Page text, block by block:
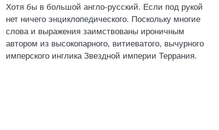
Хотя бы в большой англо-русский. Если под рукой
нет ничего энциклопедического. Поскольку многие
слова и выражения заимствованы ироничным
автором из высокопарного, витиеватого, вычурного
имперского инглика Звездной империи Террания.